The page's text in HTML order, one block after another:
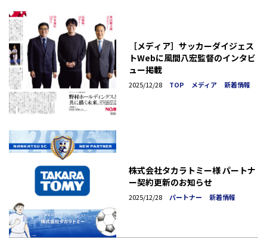
［メディア］サッカーダイジェス
トWebに風間八宏監督のインタビ
ュー掲載
2025/12/28 TOP メディア 新着情報
株式会社タカラトミー様 パートナ
ー契約更新のお知らせ
2025/12/28 パートナー 新着情報